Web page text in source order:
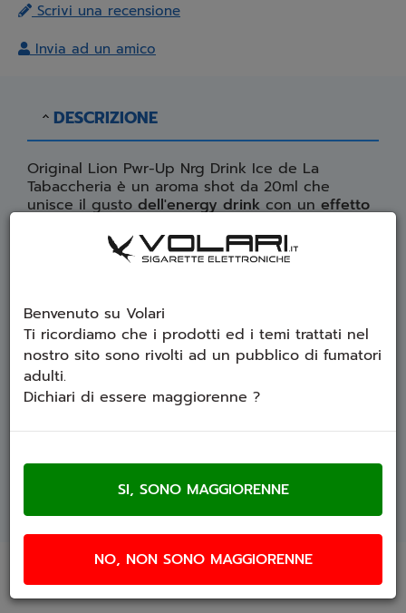
Scrivi una recensione
Invia ad un amico
DESCRIZIONE
Original Lion Pwr-Up Nrg Drink Ice de La
Tabaccheria è un aroma shot da 20ml che
unisce il gusto dell'energy drink con un effetto
Formato: 20ml
Aroma concentrato in glicole propilenico
formato shot: non utilizzabile tal quale.
Istruzioni per l'uso
È necessario diluire il prodotto prima dell'utilizzo:
eventualmente nicotina fino ad ottenere 60ml di
SCHEDA TECNICA
Prodotti che ti potrebbero interessare
Benvenuto su Volari
Ti ricordiamo che i prodotti ed i temi trattati nel
nostro sito sono rivolti ad un pubblico di fumatori
adulti.
Dichiari di essere maggiorenne ?
NO, NON SONO MAGGIORENNE